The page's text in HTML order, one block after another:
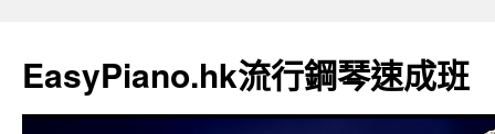
EasyPiano.hk流行鋼琴速成班